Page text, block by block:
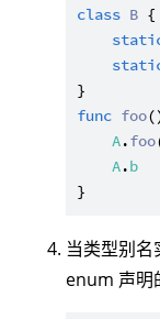
class B {
func foo
A.foo
A.b
当类型别
enum 声明